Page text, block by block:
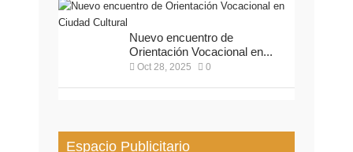
Nuevo encuentro de
Orientación Vocacional en...
Oct 28, 2025 0
Espacio Publicitario